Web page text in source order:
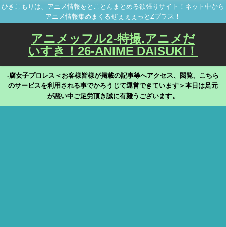
ひきこもりは、アニメ情報をとことんまとめる欲張りサイト！ネット中から
アニメ情報集めまくるぜぇぇぇっとZプラス！
アニメッフル2-特撮.アニメだ
いすき！26-ANIME DAISUKI！
-腐女子プロレス＜お客様皆様が掲載の記事等へアクセス、閲覧、こちら
のサービスを利用される事でかろうじて運営できています＞本日は足元
が悪い中ご足労頂き誠に有難うございます。